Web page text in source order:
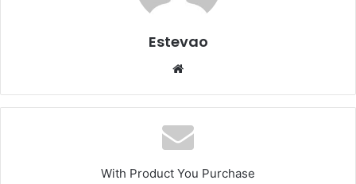
Estevao
Website
With Product You Purchase